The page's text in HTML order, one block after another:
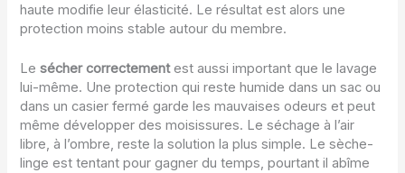
haute modifie leur élasticité. Le résultat est alors une
protection moins stable autour du membre.
Lesécher correctementest aussi important que le lavage
lui-même. Une protection qui reste humide dans un sac ou
dans un casier fermé garde les mauvaises odeurs et peut
même développer des moisissures. Le séchage à l’air
libre, à l’ombre, reste la solution la plus simple. Le sèche-
linge est tentant pour gagner du temps, pourtant il abîme